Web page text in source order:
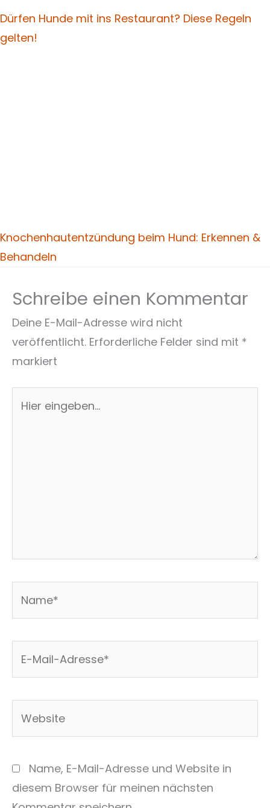
Dürfen Hunde mit ins Restaurant? Diese Regeln
gelten!
Knochenhautentzündung beim Hund: Erkennen &
Behandeln
Schreibe einen Kommentar
Deine E-Mail-Adresse wird nicht
veröffentlicht. Erforderliche Felder sind mit *
markiert
eingeben…
Name, E-Mail-Adresse und Website in
diesem Browser für meinen nächsten